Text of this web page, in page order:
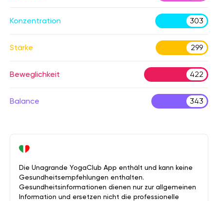
Konzentration 303
Stärke 299
Beweglichkeit 422
Balance 343
Die Unagrande YogaClub App enthält und kann keine
Gesundheitsempfehlungen enthalten.
Gesundheitsinformationen dienen nur zur allgemeinen
Information und ersetzen nicht die professionelle